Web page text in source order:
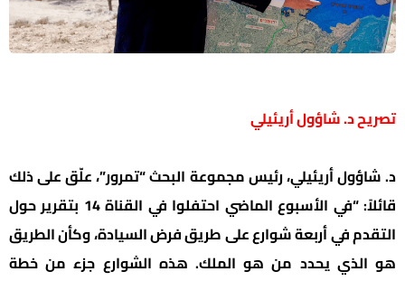
تصريح د. شاؤول أريئيلي
د. شاؤول أريئيلي، رئيس مجموعة البحث “تمرور”، علّق على ذلك
قائلاً: “في الأسبوع الماضي احتفلوا في القناة 14 بتقرير حول
التقدم في أربعة شوارع على طريق فرض السيادة، وكأن الطريق
هو الذي يحدد من هو الملك. هذه الشوارع جزء من خطة